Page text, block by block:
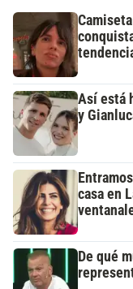
Así está
y
casa en
De qué